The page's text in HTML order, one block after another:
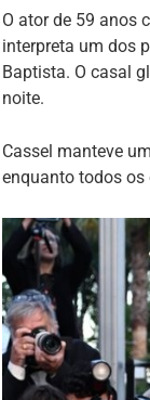
O ator de 59 anos
interpreta um dos
Baptista. O casal
noite.
Cassel manteve
enquanto todos os